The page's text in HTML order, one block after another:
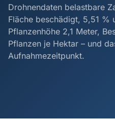
Drohnendaten belastbare
Fläche beschädigt, 5,51 %
Pflanzenhöhe 2,1 Meter,
Pflanzen je Hektar – und
Aufnahmezeitpunkt.